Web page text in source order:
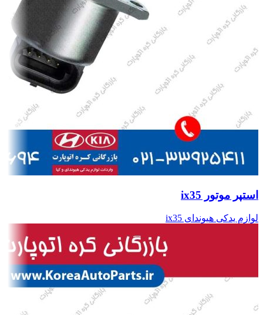
استپر موتور ix35
لوازم یدکی هیوندای ix35